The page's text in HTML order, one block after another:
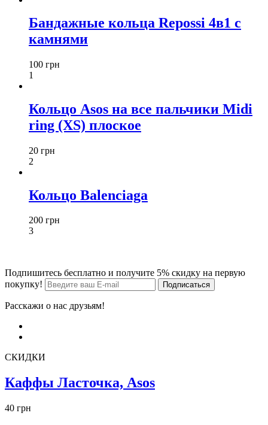
Бандажные кольца Repossi 4в1 с
камнями
100 грн
1
Кольцо Asos на все пальчики Midi
ring (XS) плоское
20 грн
2
Кольцо Balenciaga
200 грн
3
Подпишитесь бесплатно и получите 5% скидку на первую
покупку!
Расскажи о нас друзьям!
СКИДКИ
Каффы Ласточка, Asos
40 грн